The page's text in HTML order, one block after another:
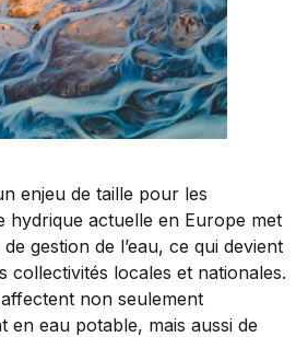
enjeu de taille pour les
hydrique actuelle en Europe met
gestion de l’eau, ce qui devient
collectivités locales et nationales.
affectent non seulement
en eau potable, mais aussi de